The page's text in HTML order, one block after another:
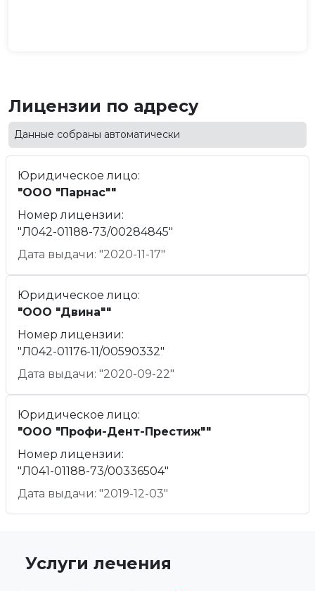
Лицензии по адресу
Данные собраны автоматически
Юридическое лицо:
"ООО "Парнас""
Номер лицензии:
"Л042-01188-73/00284845"
Дата выдачи: "2020-11-17"
Юридическое лицо:
"ООО "Двина""
Номер лицензии:
"Л042-01176-11/00590332"
Дата выдачи: "2020-09-22"
Юридическое лицо:
"ООО "Профи-Дент-Престиж""
Номер лицензии:
"Л041-01188-73/00336504"
Дата выдачи: "2019-12-03"
Услуги лечения